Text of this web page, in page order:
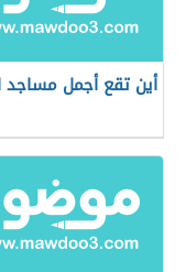
أين تقع أجمل مساجد